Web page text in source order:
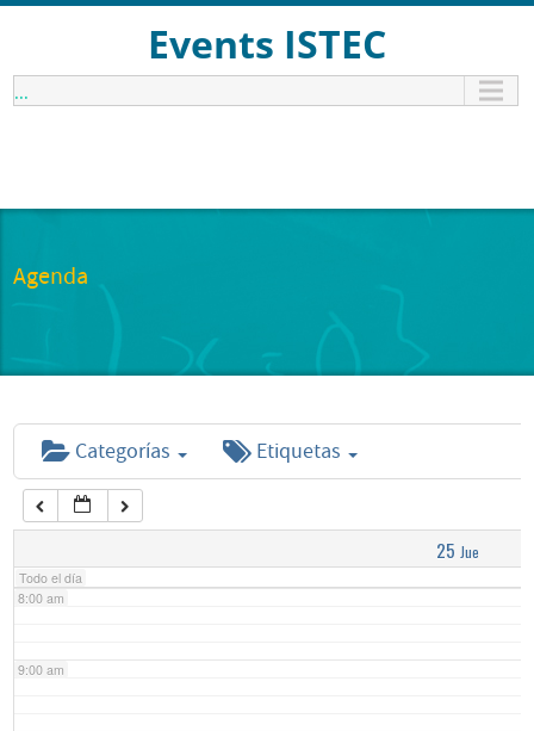
Events ISTEC
...
Agenda
Categorías Etiquetas
25 Jue
Todo el día
1:00 am
6:00 am
7:00 am
8:00 am
9:00 am